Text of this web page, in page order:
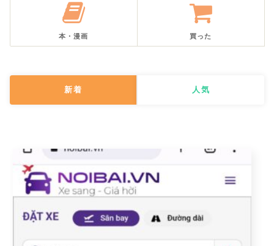
本・漫画 買った
新着 人気